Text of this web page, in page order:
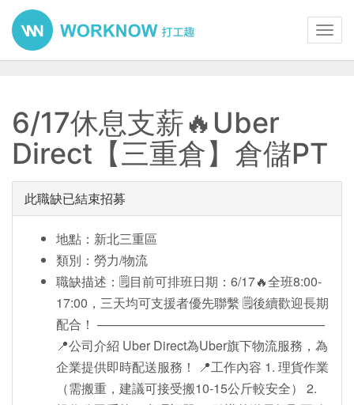
6/17休息支薪🔥Uber
Direct【三重倉】倉儲PT
此職缺已結束招募
地點：新北三重區
類別：勞力/物流
職缺描述：🗒️目前可排班日期：6/17🔥全班8:00-
17:00，三天均可支援者優先聯繫 🗒️後續歡迎長期
配合！ ——————————————————
📍公司介紹 Uber Direct為Uber旗下物流服務，為
企業提供即時配送服務！ 📍工作內容 1. 理貨作業
（需搬重，建議可接受搬10-15公斤較安全） 2.